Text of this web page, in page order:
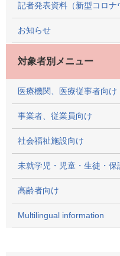
記者発表資料（新型コロナ
お知らせ
対象者別メニュー
医療機関、医療従事者向け
事業者、従業員向け
社会福祉施設向け
未就学児・児童・生徒・保
高齢者向け
Multilingual information